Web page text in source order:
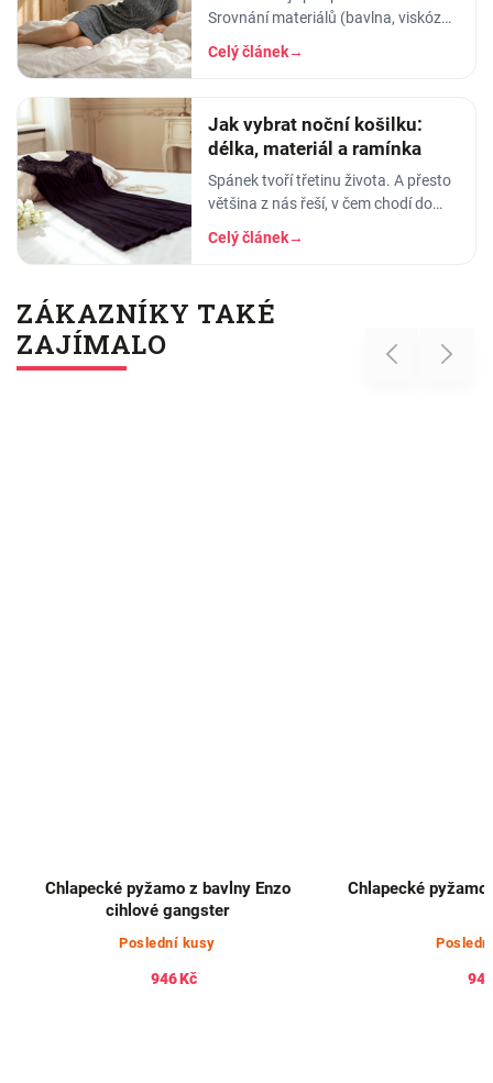
Srovnání materiálů (bavlna, viskóza,
len, hedvábí) a tipy na lehká letní
pyžama a noční košilky, ve kterých
Celý článek→
Jak vybrat noční košilku:
délka, materiál a ramínka
Spánek tvoří třetinu života. A přesto
většina z nás řeší, v čem chodí do
práce, do divadla nebo na rande, ale
to, v čem stráví těch osm hodin…
Celý článek→
ZÁKAZNÍKY TAKÉ
ZAJÍMALO
Previous
Chlapecké pyžamo z bavlny Enzo
cihlové gangster
Poslední kusy
946 Kč
Chlapecké
Next